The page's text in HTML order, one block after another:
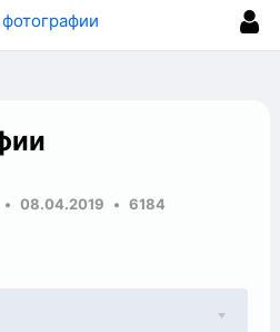
08.04.2019
6184